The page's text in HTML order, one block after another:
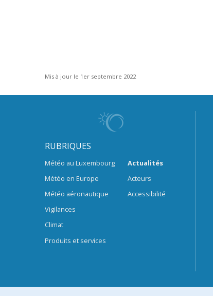
Mis à jour le 1er septembre 2022
RUBRIQUES
Météo au Luxembourg
Météo en Europe
Météo aéronautique
Vigilances
Climat
Produits et services
Actualités
Acteurs
Accessibilité